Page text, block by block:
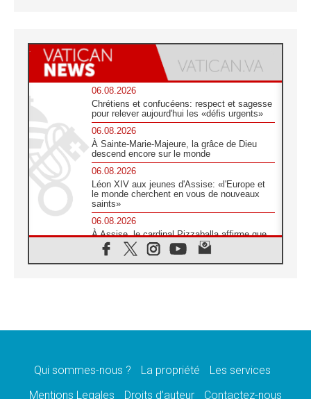
06.08.2026
Chrétiens et confucéens: respect et sagesse
pour relever aujourd'hui les «défis urgents»
06.08.2026
À Sainte-Marie-Majeure, la grâce de Dieu
descend encore sur le monde
06.08.2026
Léon XIV aux jeunes d'Assise: «l'Europe et
le monde cherchent en vous de nouveaux
saints»
06.08.2026
À Assise, le cardinal Pizzaballa affirme que
«les chrétiens veulent la paix»
06.08.2026
message de paix et de dignité humaine»
«La visite du Pape en Uruguay renforcera
Qui sommes-nous ? La propriété
Les services
Mentions Legales
Droits d’auteur Contactez-nous